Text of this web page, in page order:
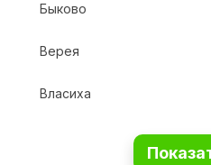
Быково
Верея
Власиха